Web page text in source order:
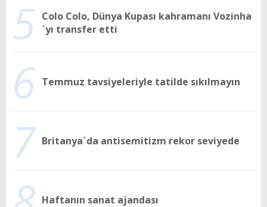
5 Colo Colo, Dünya Kupası kahramanı Vozinha
´yı transfer etti
6 Temmuz tavsiyeleriyle tatilde sıkılmayın
7 Britanya´da antisemitizm rekor seviyede
Haftanın sanat ajandası